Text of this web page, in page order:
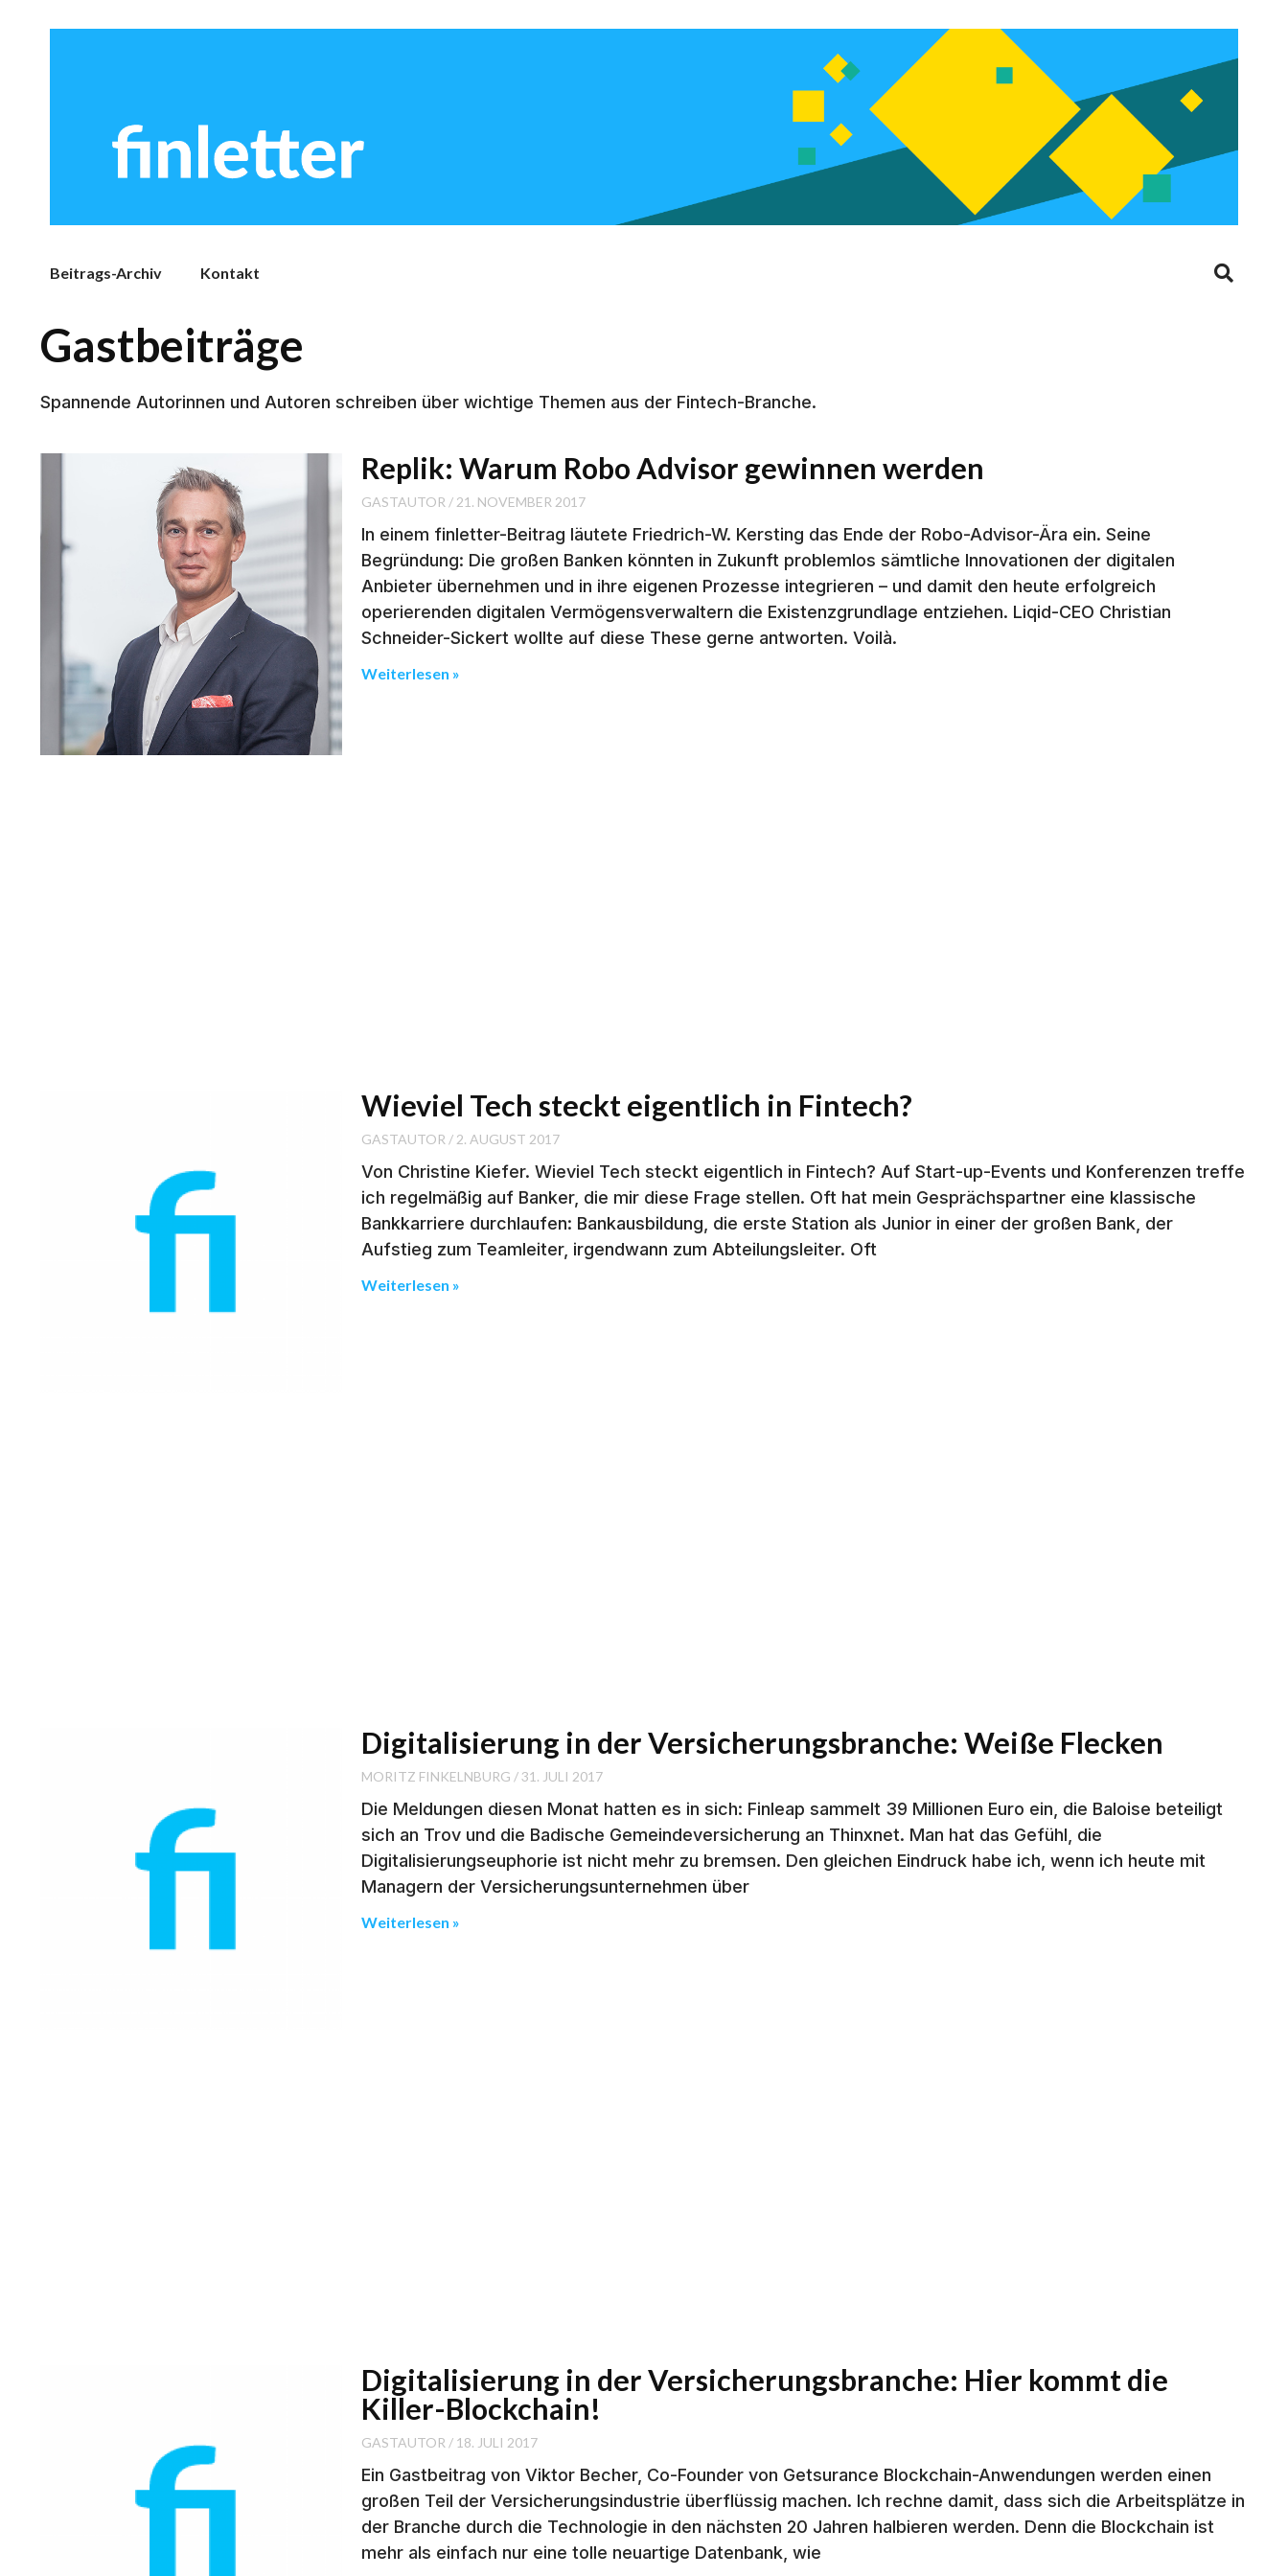
Beitrags-Archiv Kontakt
Gastbeiträge
Spannende Autorinnen und Autoren schreiben über wichtige Themen aus der Fintech-Branche.
Replik: Warum Robo Advisor gewinnen werden
GASTAUTOR 21. NOVEMBER 2017
In einem finletter-Beitrag läutete Friedrich-W. Kersting das Ende der Robo-Advisor-Ära ein. Seine
Begründung: Die großen Banken könnten in Zukunft problemlos sämtliche Innovationen der digitalen
Anbieter übernehmen und in ihre eigenen Prozesse integrieren – und damit den heute erfolgreich
operierenden digitalen Vermögensverwaltern die Existenzgrundlage entziehen. Liqid-CEO Christian
Schneider-Sickert wollte auf diese These gerne antworten. Voilà.
Weiterlesen »
Wieviel Tech steckt eigentlich in Fintech?
GASTAUTOR 2. AUGUST 2017
Von Christine Kiefer. Wieviel Tech steckt eigentlich in Fintech? Auf Start-up-Events und Konferenzen treffe
ich regelmäßig auf Banker, die mir diese Frage stellen. Oft hat mein Gesprächspartner eine klassische
Bankkarriere durchlaufen: Bankausbildung, die erste Station als Junior in einer der großen Bank, der
Aufstieg zum Teamleiter, irgendwann zum Abteilungsleiter. Oft
Weiterlesen »
Digitalisierung in der Versicherungsbranche: Weiße Flecken
MORITZ FINKELNBURG 31. JULI 2017
Die Meldungen diesen Monat hatten es in sich: Finleap sammelt 39 Millionen Euro ein, die Baloise beteiligt
sich an Trov und die Badische Gemeindeversicherung an Thinxnet. Man hat das Gefühl, die
Digitalisierungseuphorie ist nicht mehr zu bremsen. Den gleichen Eindruck habe ich, wenn ich heute mit
Managern der Versicherungsunternehmen über
Weiterlesen »
Digitalisierung in der Versicherungsbranche: Hier kommt die
Killer-Blockchain!
GASTAUTOR 18. JULI 2017
Ein Gastbeitrag von Viktor Becher, Co-Founder von Getsurance Blockchain-Anwendungen werden einen
großen Teil der Versicherungsindustrie überflüssig machen. Ich rechne damit, dass sich die Arbeitsplätze in
der Branche durch die Technologie in den nächsten 20 Jahren halbieren werden. Denn die Blockchain ist
mehr als einfach nur eine tolle neuartige Datenbank, wie